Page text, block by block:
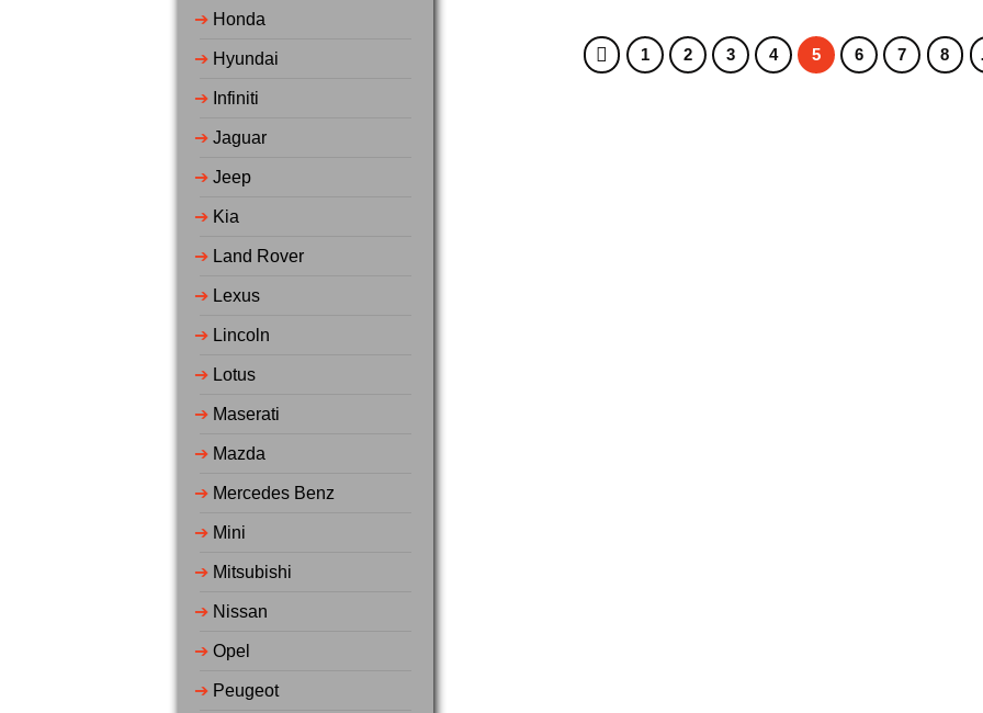
➔ Honda
➔ Hyundai
➔ Infiniti
➔ Jaguar
➔ Jeep
➔ Kia
➔ Land Rover
➔ Lexus
➔ Lincoln
➔ Lotus
➔ Maserati
➔ Mazda
➔ Mercedes Benz
➔ Mini
➔ Mitsubishi
➔ Nissan
➔ Opel
➔ Peugeot
1 2 3 4 5 6 7 8